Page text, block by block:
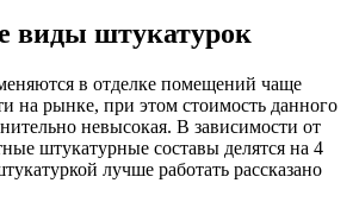
виды штукатурок
в отделке помещений чаще
на рынке, при этом стоимость данного
невысокая. В зависимости от
штукатурные составы делятся на 4
лучше работать рассказано